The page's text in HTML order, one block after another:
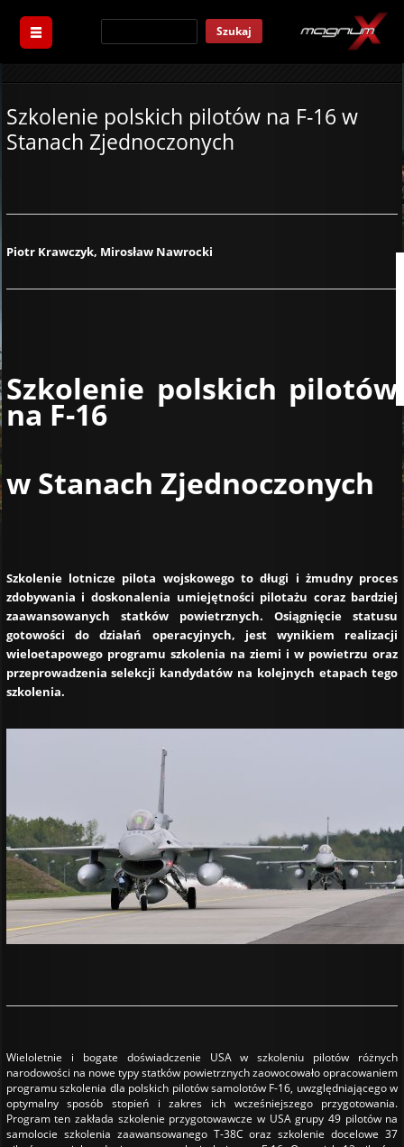
Szukaj
Szkolenie polskich pilotów na F-16 w
Stanach Zjednoczonych
Piotr Krawczyk, Mirosław Nawrocki
Szkolenie polskich pilotów
na F-16
w Stanach Zjednoczonych
Szkolenie lotnicze pilota wojskowego to długi i żmudny proces
zdobywania i doskonalenia umiejętności pilotażu coraz bardziej
zaawansowanych statków powietrznych. Osiągnięcie statusu
gotowości do działań operacyjnych, jest wynikiem realizacji
wieloetapowego programu szkolenia na ziemi i w powietrzu oraz
przeprowadzenia selekcji kandydatów na kolejnych etapach tego
szkolenia.
Wieloletnie i bogate doświadczenie USA w szkoleniu pilotów różnych
narodowości na nowe typy statków powietrznych zaowocowało opracowaniem
programu szkolenia dla polskich pilotów samolotów F-16, uwzględniającego w
optymalny sposób stopień i zakres ich wcześniejszego przygotowania.
Program ten zakłada szkolenie przygotowawcze w USA grupy 49 pilotów na
samolocie szkolenia zaawansowanego T-38C oraz szkolenie docelowe 37